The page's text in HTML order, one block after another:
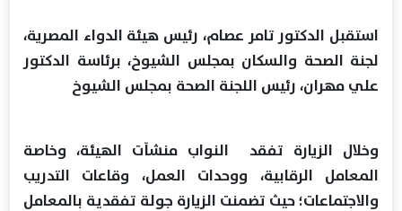
استقبل الدكتور تامر عصام، رئيس هيئة الدواء المصرية،
لجنة الصحة والسكان بمجلس الشيوخ، برئاسة الدكتور
علي مهران، رئيس اللجنة الصحة بمجلس الشيوخ
وخلال الزيارة تفقد النواب منشآت الهيئة، وخاصة
المعامل الرقابية، ووحدات العمل، وقاعات التدريب
والاجتماعات؛ حيث تضمنت الزيارة جولة تفقدية بالمعامل